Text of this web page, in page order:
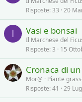
Risposte 33 20
I Vasi e bonsai
Il Marchese del
Risposte 3 15
Cronaca di
Mor@
Piante
Risposte 41 29